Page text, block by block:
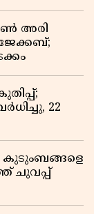
അരി
22
കുടുംബങ്ങളെ
ചുവപ്പ്